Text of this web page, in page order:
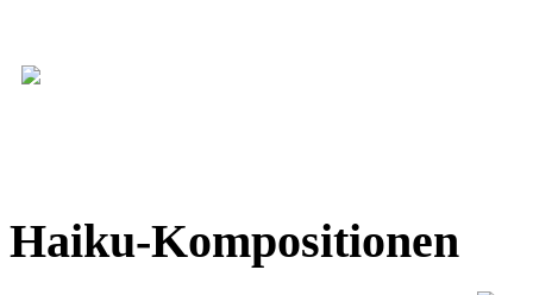
Haiku-Kompositionen